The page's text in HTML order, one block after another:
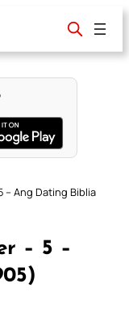
– Ang Dating Biblia
– 5 –